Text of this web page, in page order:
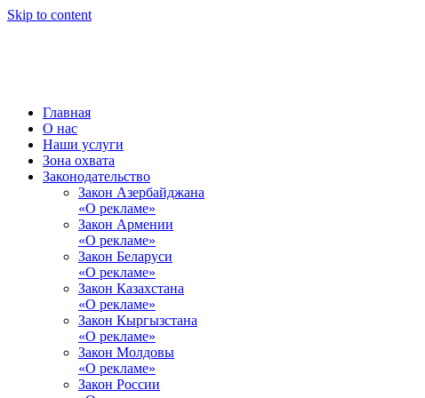
Skip to content
Главная
О нас
Наши услуги
Зона охвата
Законодательство
Закон Азербайджана
«О рекламе»
Закон Армении
«О рекламе»
Закон Беларуси
«О рекламе»
Закон Казахстана
«О рекламе»
Закон Кыргызстана
«О рекламе»
Закон Молдовы
«О рекламе»
Закон России